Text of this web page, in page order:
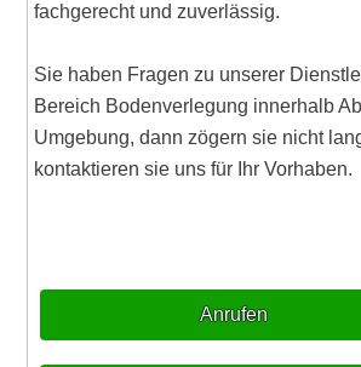
fachgerecht und zuverlässig.
Sie haben Fragen zu unserer
Bereich Bodenverlegung innerhalb
Umgebung, dann zögern sie nicht
kontaktieren sie uns für Ihr Vorhaben.
Anrufen